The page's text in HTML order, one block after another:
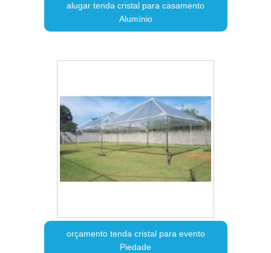
alugar tenda cristal para casamento
Alumínio
orçamento tenda cristal para evento
Piedade